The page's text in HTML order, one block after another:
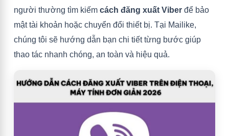
người thường tìm kiếm cách đăng xuất Viber để bảo
mật tài khoản hoặc chuyển đổi thiết bị. Tại Mailike,
chúng tôi sẽ hướng dẫn bạn chi tiết từng bước giúp
thao tác nhanh chóng, an toàn và hiệu quả.